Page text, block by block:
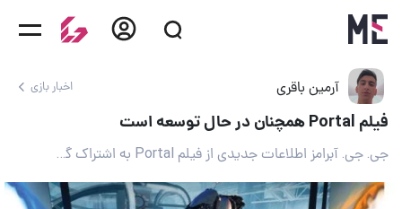
آرمین باقری اخبار بازی
فیلم Portal همچنان در حال توسعه است
جی. جی. آبرامز اطلاعات جدیدی از فیلم Portal به اشتراک گذاشت